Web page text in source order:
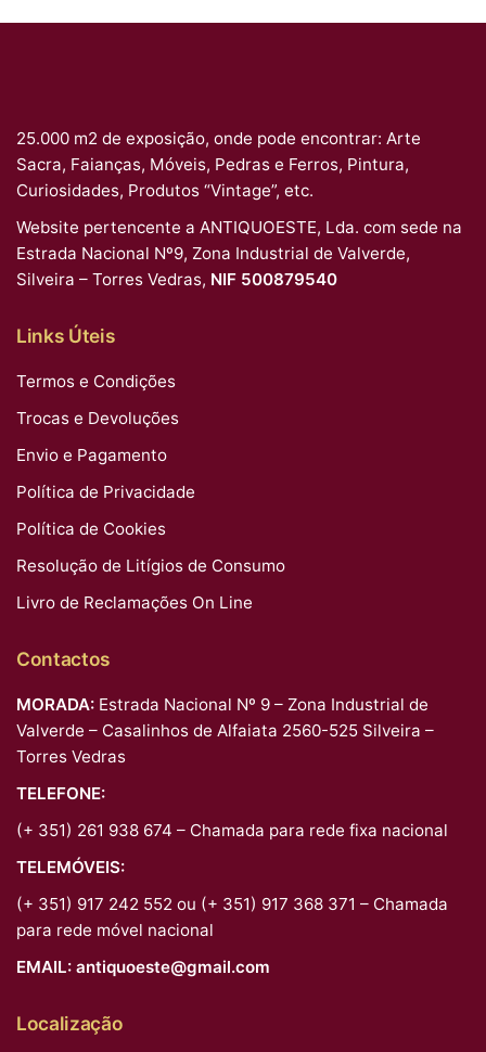
25.000 m2 de exposição, onde pode encontrar: Arte
Sacra, Faianças, Móveis, Pedras e Ferros, Pintura,
Curiosidades, Produtos “Vintage”, etc.
Website pertencente a ANTIQUOESTE, Lda. com sede na
Estrada Nacional Nº9, Zona Industrial de Valverde,
Silveira – Torres Vedras, NIF 500879540
Links Úteis
Termos e Condições
Trocas e Devoluções
Envio e Pagamento
Política de Privacidade
Política de Cookies
Resolução de Litígios de Consumo
Livro de Reclamações On Line
Contactos
MORADA: Estrada Nacional Nº 9 – Zona Industrial de
Valverde – Casalinhos de Alfaiata 2560-525 Silveira –
Torres Vedras
TELEFONE:
(+ 351) 261 938 674 – Chamada para rede fixa nacional
TELEMÓVEIS:
(+ 351) 917 242 552 ou (+ 351) 917 368 371 – Chamada
para rede móvel nacional
EMAIL: antiquoeste@gmail.com
Localização